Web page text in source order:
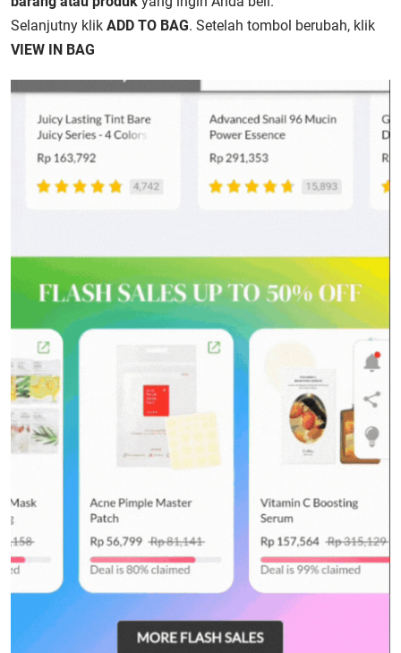
Selanjutny klik ADD TO BAG. Setelah tombol berubah, klik
VIEW IN BAG